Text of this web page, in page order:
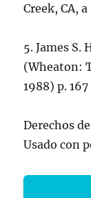
Creek, CA,
5. James
(Wheaton:
1988) p. 167
Derechos
Usado con